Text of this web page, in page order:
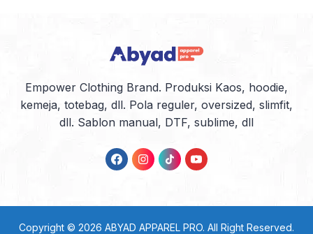
Korean pop adalah musik – musik yang
dihasilkan oleh industry musik korea.
Empower Clothing Brand. Produksi Kaos, hoodie,
kemeja, totebag, dll. Pola reguler, oversized, slimfit,
dll. Sablon manual, DTF, sublime, dll
Copyright © 2026 ABYAD APPAREL PRO. All Right Reserved.